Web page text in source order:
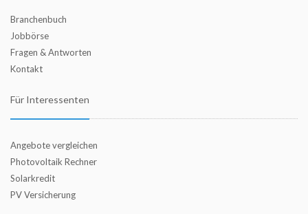
Branchenbuch
Jobbörse
Fragen & Antworten
Kontakt
Für Interessenten
Angebote vergleichen
Photovoltaik Rechner
Solarkredit
PV Versicherung